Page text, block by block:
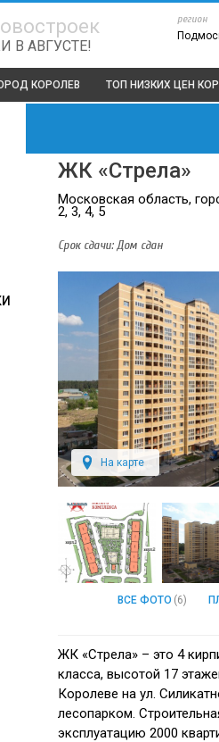
В АВГУСТЕ!
регион
КОРОЛЕВ ТОП НИЗКИХ ЦЕН
ЖК «Стрела»
Московская область,
2, 3, 4, 5
Срок сдачи: Дом сдан
На карте
ВСЕ ФОТО (6)
ЖК «Стрела» – это 4
класса, высотой 17
Королеве на ул.
лесопарком.
эксплуатацию 2000